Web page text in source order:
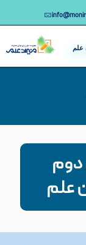
علم
دوم
علم